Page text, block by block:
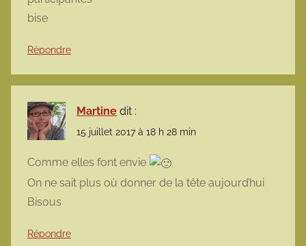
bise
Répondre
Martine dit :
15 juillet 2017 à 18 h 28 min
Comme elles font envie
On ne sait plus où donner de la tête aujourd’hui
Bisous
Répondre